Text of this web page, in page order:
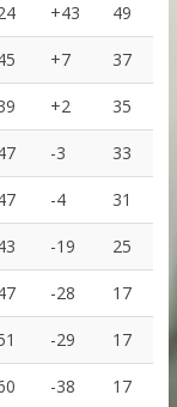
+43 49
+7 37
+2 35
-3 33
-4 31
-19 25
-28 17
-29 17
-38 17